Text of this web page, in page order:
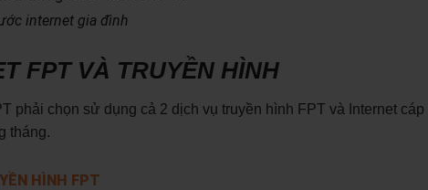
internet gia đình
FPT VÀ TRUYỀN HÌNH
phải chọn sử dụng cả 2 dịch vụ truyền hình FPT và Internet cáp
tháng.
HÌNH FPT